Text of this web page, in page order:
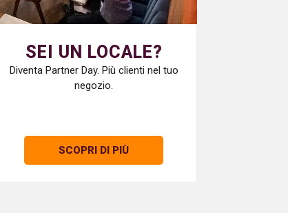
SEI UN LOCALE?
Diventa Partner Day. Più clienti nel tuo
negozio.
SCOPRI DI PIÙ